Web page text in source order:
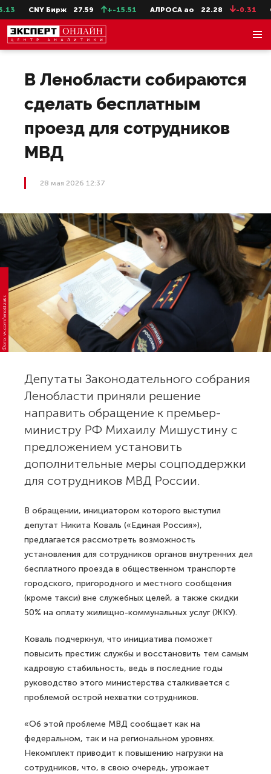
CNY Бирж 27.59 +-15.51 АЛРОСА ао 22.28 -0.31
В Ленобласти собираются
сделать бесплатным
проезд для сотрудников
МВД
28 мая 2026 12:37
Фото: vk.com/lenoblzaks
Депутаты Законодательного собрания
Ленобласти приняли решение
направить обращение к премьер-
министру РФ Михаилу Мишустину с
предложением установить
дополнительные меры соцподдержки
для сотрудников МВД России.
В обращении, инициатором которого выступил
депутат Никита Коваль («Единая Россия»),
предлагается рассмотреть возможность
установления для сотрудников органов внутренних дел
бесплатного проезда в общественном транспорте
городского, пригородного и местного сообщения
(кроме такси) вне служебных целей, а также скидки
50% на оплату жилищно-коммунальных услуг (ЖКУ).
Коваль подчеркнул, что инициатива поможет
повысить престиж службы и восстановить тем самым
кадровую стабильность, ведь в последние годы
руководство этого министерства сталкивается с
проблемой острой нехватки сотрудников.
«Об этой проблеме МВД сообщает как на
федеральном, так и на региональном уровнях.
Некомплект приводит к повышению нагрузки на
сотрудников, что, в свою очередь, угрожает